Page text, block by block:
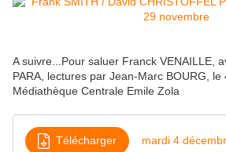
A suivre...Pour saluer Franck VENAILLE,
PARA, lectures par Jean-Marc BOURG, le
Médiathèque Centrale Emile Zola
Télécharger